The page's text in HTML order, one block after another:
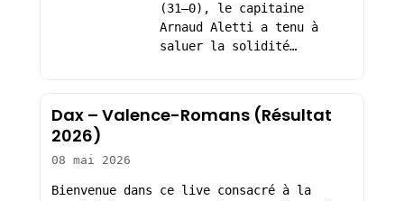
(31–0), le capitaine
Arnaud Aletti a tenu à
saluer la solidité…
Dax – Valence-Romans (Résultat
2026)
08 mai 2026
Bienvenue dans ce live consacré à la